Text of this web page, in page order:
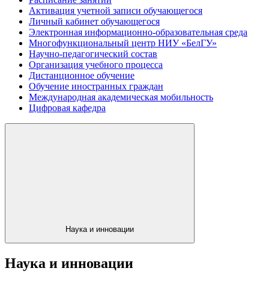
Активация учетной записи обучающегося
Личный кабинет обучающегося
Электронная информационно-образовательная среда
Многофункциональный центр НИУ «БелГУ»
Научно-педагогический состав
Организация учебного процесса
Дистанционное обучение
Обучение иностранных граждан
Международная академическая мобильность
Цифровая кафедра
Наука и инновации
Наука и инновации